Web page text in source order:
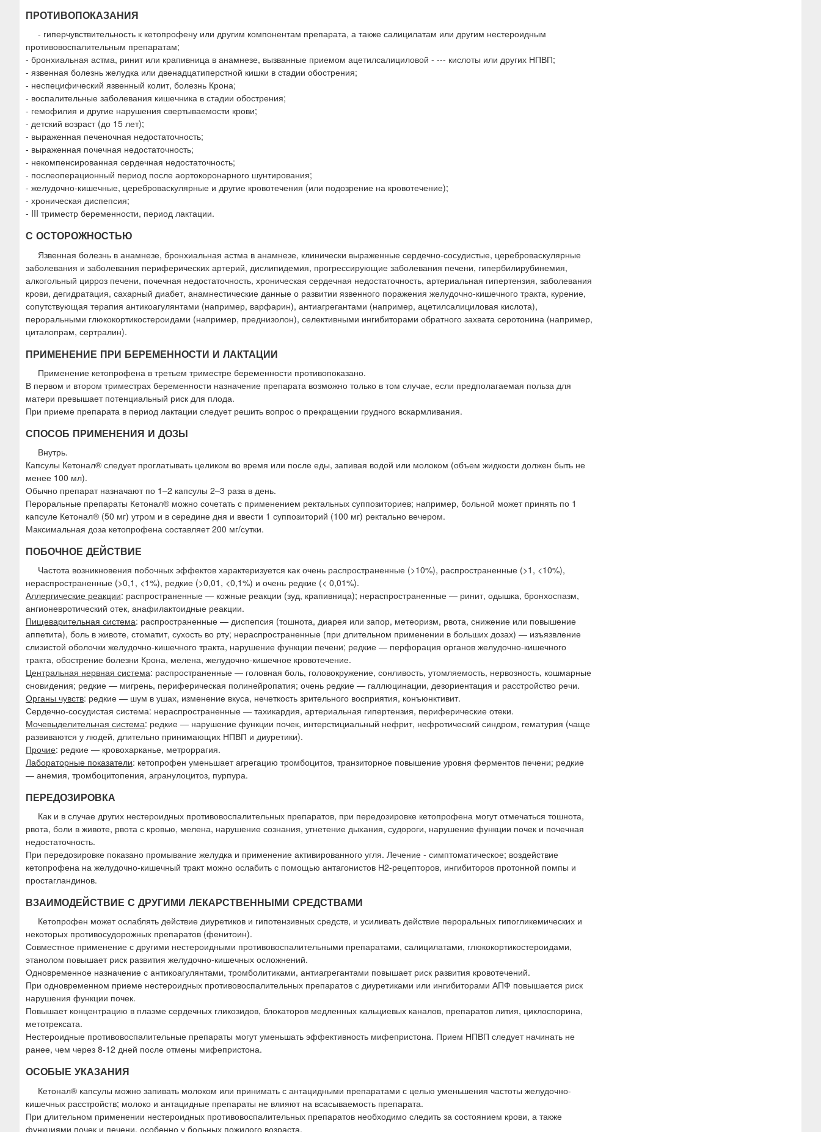
ПРОТИВОПОКАЗАНИЯ
- гиперчувствительность к кетопрофену или другим компонентам препарата, а также салицилатам или другим нестероидным
противовоспалительным препаратам;
- бронхиальная астма, ринит или крапивница в анамнезе, вызванные приемом ацетилсалициловой - --- кислоты или других НПВП;
- язвенная болезнь желудка или двенадцатиперстной кишки в стадии обострения;
- неспецифический язвенный колит, болезнь Крона;
- воспалительные заболевания кишечника в стадии обострения;
- гемофилия и другие нарушения свертываемости крови;
- детский возраст (до 15 лет);
- выраженная печеночная недостаточность;
- выраженная почечная недостаточность;
- некомпенсированная сердечная недостаточность;
- послеоперационный период после аортокоронарного шунтирования;
- желудочно-кишечные, цереброваскулярные и другие кровотечения (или подозрение на кровотечение);
- хроническая диспепсия;
- III триместр беременности, период лактации.
С ОСТОРОЖНОСТЬЮ
Язвенная болезнь в анамнезе, бронхиальная астма в анамнезе, клинически выраженные сердечно-сосудистые, цереброваскулярные
заболевания и заболевания периферических артерий, дислипидемия, прогрессирующие заболевания печени, гипербилирубинемия,
алкогольный цирроз печени, почечная недостаточность, хроническая сердечная недостаточность, артериальная гипертензия, заболевания
крови, дегидратация, сахарный диабет, анамнестические данные о развитии язвенного поражения желудочно-кишечного тракта, курение,
сопутствующая терапия антикоагулянтами (например, варфарин), антиагрегантами (например, ацетилсалициловая кислота),
пероральными глюкокортикостероидами (например, преднизолон), селективными ингибиторами обратного захвата серотонина (например,
циталопрам, сертралин).
ПРИМЕНЕНИЕ ПРИ БЕРЕМЕННОСТИ И ЛАКТАЦИИ
Применение кетопрофена в третьем триместре беременности противопоказано.
В первом и втором триместрах беременности назначение препарата возможно только в том случае, если предполагаемая польза для
матери превышает потенциальный риск для плода.
При приеме препарата в период лактации следует решить вопрос о прекращении грудного вскармливания.
СПОСОБ ПРИМЕНЕНИЯ И ДОЗЫ
Внутрь.
Капсулы Кетонал® следует проглатывать целиком во время или после еды, запивая водой или молоком (объем жидкости должен быть не
менее 100 мл).
Обычно препарат назначают по 1–2 капсулы 2–3 раза в день.
Пероральные препараты Кетонал® можно сочетать с применением ректальных суппозиториев; например, больной может принять по 1
капсуле Кетонал® (50 мг) утром и в середине дня и ввести 1 суппозиторий (100 мг) ректально вечером.
Максимальная доза кетопрофена составляет 200 мг/сутки.
ПОБОЧНОЕ ДЕЙСТВИЕ
Частота возникновения побочных эффектов характеризуется как очень распространенные (>10%), распространенные (>1, <10%),
нераспространенные (>0,1, <1%), редкие (>0,01, <0,1%) и очень редкие (< 0,01%).
Аллергические реакции: распространенные — кожные реакции (зуд, крапивница); нераспространенные — ринит, одышка, бронхоспазм,
ангионевротический отек, анафилактоидные реакции.
Пищеварительная система: распространенные — диспепсия (тошнота, диарея или запор, метеоризм, рвота, снижение или повышение
аппетита), боль в животе, стоматит, сухость во рту; нераспространенные (при длительном применении в больших дозах) — изъязвление
слизистой оболочки желудочно-кишечного тракта, нарушение функции печени; редкие — перфорация органов желудочно-кишечного
тракта, обострение болезни Крона, мелена, желудочно-кишечное кровотечение.
Центральная нервная система: распространенные — головная боль, головокружение, сонливость, утомляемость, нервозность, кошмарные
сновидения; редкие — мигрень, периферическая полинейропатия; очень редкие — галлюцинации, дезориентация и расстройство речи.
Органы чувств: редкие — шум в ушах, изменение вкуса, нечеткость зрительного восприятия, конъюнктивит.
Сердечно-сосудистая система: нераспространенные — тахикардия, артериальная гипертензия, периферические отеки.
Мочевыделительная система: редкие — нарушение функции почек, интерстициальный нефрит, нефротический синдром, гематурия (чаще
развиваются у людей, длительно принимающих НПВП и диуретики).
Прочие: редкие — кровохарканье, метроррагия.
Лабораторные показатели: кетопрофен уменьшает агрегацию тромбоцитов, транзиторное повышение уровня ферментов печени; редкие
— анемия, тромбоцитопения, агранулоцитоз, пурпура.
ПЕРЕДОЗИРОВКА
Как и в случае других нестероидных противовоспалительных препаратов, при передозировке кетопрофена могут отмечаться тошнота,
рвота, боли в животе, рвота с кровью, мелена, нарушение сознания, угнетение дыхания, судороги, нарушение функции почек и почечная
недостаточность.
При передозировке показано промывание желудка и применение активированного угля. Лечение - симптоматическое; воздействие
кетопрофена на желудочно-кишечный тракт можно ослабить с помощью антагонистов Н2-рецепторов, ингибиторов протонной помпы и
простагландинов.
ВЗАИМОДЕЙСТВИЕ С ДРУГИМИ ЛЕКАРСТВЕННЫМИ СРЕДСТВАМИ
Кетопрофен может ослаблять действие диуретиков и гипотензивных средств, и усиливать действие пероральных гипогликемических и
некоторых противосудорожных препаратов (фенитоин).
Совместное применение с другими нестероидными противовоспалительными препаратами, салицилатами, глюкокортикостероидами,
этанолом повышает риск развития желудочно-кишечных осложнений.
Одновременное назначение с антикоагулянтами, тромболитиками, антиагрегантами повышает риск развития кровотечений.
При одновременном приеме нестероидных противовоспалительных препаратов с диуретиками или ингибиторами АПФ повышается риск
нарушения функции почек.
Повышает концентрацию в плазме сердечных гликозидов, блокаторов медленных кальциевых каналов, препаратов лития, циклоспорина,
метотрексата.
Нестероидные противовоспалительные препараты могут уменьшать эффективность мифепристона. Прием НПВП следует начинать не
ранее, чем через 8-12 дней после отмены мифепристона.
ОСОБЫЕ УКАЗАНИЯ
Кетонал® капсулы можно запивать молоком или принимать с антацидными препаратами с целью уменьшения частоты желудочно-
кишечных расстройств; молоко и антацидные препараты не влияют на всасываемость препарата.
При длительном применении нестероидных противовоспалительных препаратов необходимо следить за состоянием крови, а также
функциями почек и печени, особенно у больных пожилого возраста.